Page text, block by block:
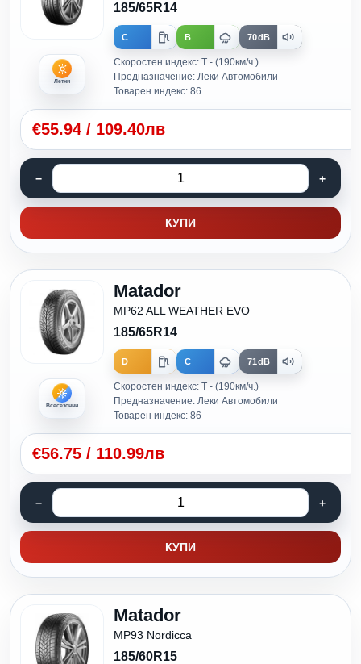
Летни
185/65R14
C B 70dB
Скоростен индекс: T - (190км/ч.)
Предназначение: Леки Автомобили
Товарен индекс: 86
€55.94 / 109.40лв
КУПИ
Всесезонни
Matador
MP62 ALL WEATHER EVO
185/65R14
D C 71dB
Скоростен индекс: T - (190км/ч.)
Предназначение: Леки Автомобили
Товарен индекс: 86
€56.75 / 110.99лв
КУПИ
Matador
MP93 Nordicca
185/60R15